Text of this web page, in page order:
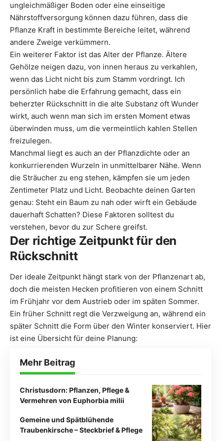
ungleichmäßiger Boden oder eine einseitige
Nährstoffversorgung können dazu führen, dass die
Pflanze Kraft in bestimmte Bereiche leitet, während
andere Zweige verkümmern.
Ein weiterer Faktor ist das Alter der Pflanze. Ältere
Gehölze neigen dazu, von innen heraus zu verkahlen,
wenn das Licht nicht bis zum Stamm vordringt. Ich
persönlich habe die Erfahrung gemacht, dass ein
beherzter Rückschnitt in die alte Substanz oft Wunder
wirkt, auch wenn man sich im ersten Moment etwas
überwinden muss, um die vermeintlich kahlen Stellen
freizulegen.
Manchmal liegt es auch an der Pflanzdichte oder an
konkurrierenden Wurzeln in unmittelbarer Nähe. Wenn
die Sträucher zu eng stehen, kämpfen sie um jeden
Zentimeter Platz und Licht. Beobachte deinen Garten
genau: Steht ein Baum zu nah oder wirft ein Gebäude
dauerhaft Schatten? Diese Faktoren solltest du
verstehen, bevor du zur Schere greifst.
Der richtige Zeitpunkt für den
Rückschnitt
Der ideale Zeitpunkt hängt stark von der Pflanzenart ab,
doch die meisten Hecken profitieren von einem Schnitt
im Frühjahr vor dem Austrieb oder im späten Sommer.
Ein früher Schnitt regt die Verzweigung an, während ein
später Schnitt die Form über den Winter konserviert. Hier
ist eine Übersicht für deine Planung:
Mehr Beitrag
Christusdorn: Pflanzen, Pflege &
Vermehren von Euphorbia milii
Gemeine und Spätblühende
Traubenkirsche – Steckbrief & Pflege